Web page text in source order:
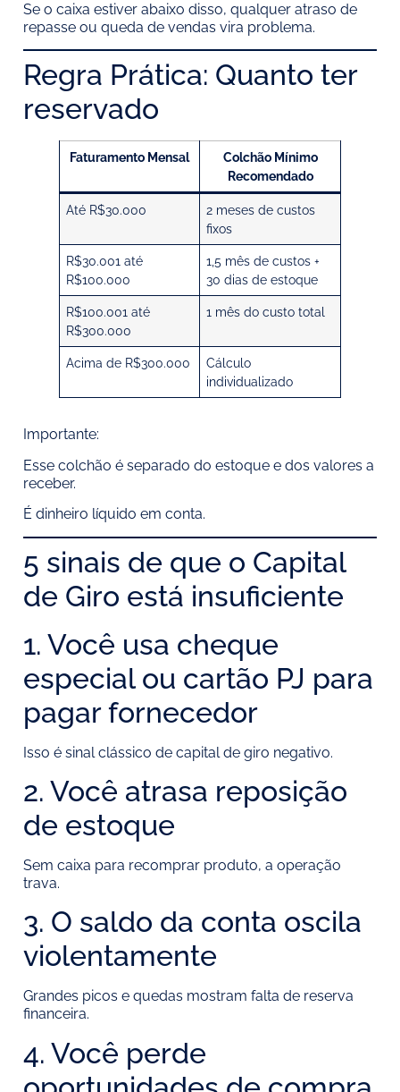
Se o caixa estiver abaixo disso, qualquer atraso de
repasse ou queda de vendas vira problema.
Regra Prática: Quanto ter
reservado
Faturamento Mensal
Colchão Mínimo
Recomendado
Até R$30.000
2 meses de custos
fixos
R$30.001 até
R$100.000
1,5 mês de custos +
30 dias de estoque
R$100.001 até
R$300.000
1 mês do custo total
Acima de R$300.000
Cálculo
individualizado
Importante:
Esse colchão é separado do estoque e dos valores a
receber.
É dinheiro líquido em conta.
5 sinais de que o Capital
de Giro está insuficiente
1. Você usa cheque
especial ou cartão PJ para
pagar fornecedor
Isso é sinal clássico de capital de giro negativo.
2. Você atrasa reposição
de estoque
Sem caixa para recomprar produto, a operação
trava.
3. O saldo da conta oscila
violentamente
Grandes picos e quedas mostram falta de reserva
financeira.
4. Você perde